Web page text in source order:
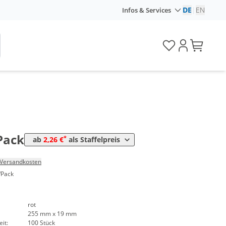
Infos & Services DE EN
ab 2,26 €* als Staffelpreis
2,74 €* 0,03 €*/1Stück
2,26 € 0,02 €*/1Stück
Versandkosten
rot
255 mm x 19 mm
100 Stück